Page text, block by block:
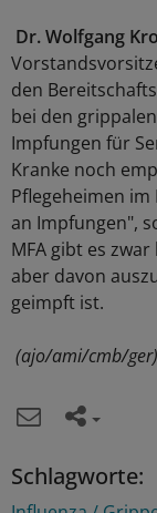
Dr. Wolfgang
den
bei den
Impfungen für
Kranke noch
Pflegeheimen
an Impfungen",
MFA gibt es
aber davon
geimpft ist.
(ajo/ami/cmb/ger)
Schlagworte: